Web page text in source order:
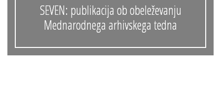
SEVEN: publikacija ob obeleževanju
Mednarodnega arhivskega tedna